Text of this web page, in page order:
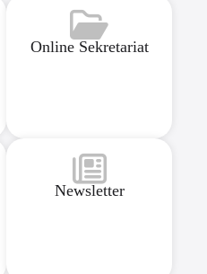
Online Sekretariat
Newsletter